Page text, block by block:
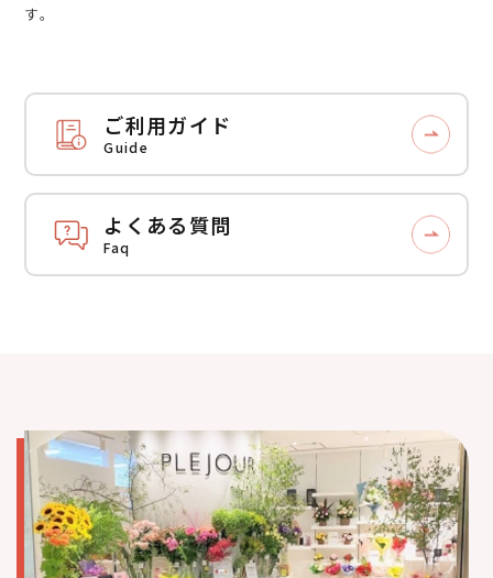
す。
ご利用ガイド
Guide
よくある質問
Faq